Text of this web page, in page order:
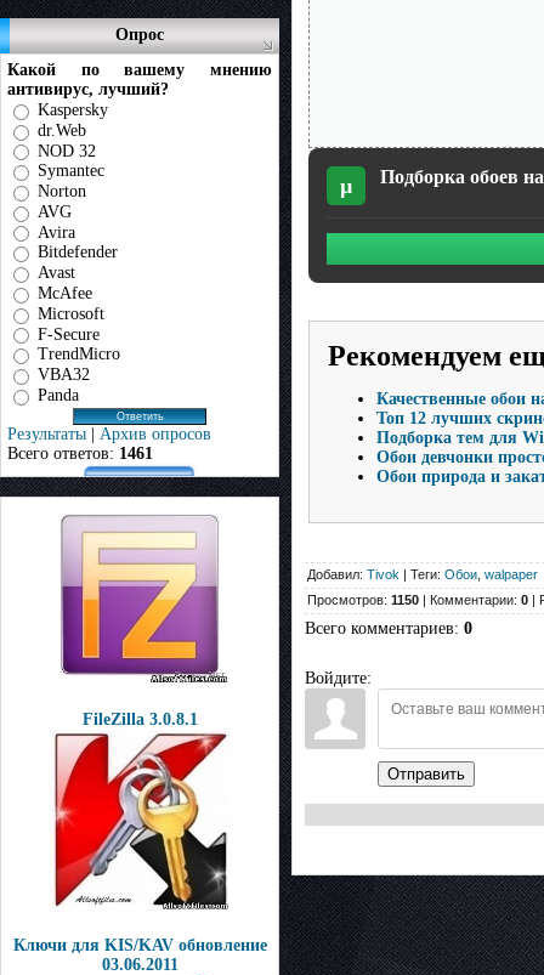
Опрос
Какой по вашему мнению
антивирус, лучший?
Kaspersky
dr.Web
NOD 32
Symantec
Norton
AVG
Avira
Bitdefender
Avast
McAfee
Microsoft
F-Secure
TrendMicro
VBA32
Panda
Результаты | Архив опросов
Всего ответов: 1461
FileZilla 3.0.8.1
Ключи для KIS/KAV обновление
03.06.2011
µ Подборка обоев
Рекомендуем
Качественные обои
Топ 12 лучших
Подборка тем для
Обои девчонки
Обои природа и
Добавил: Tivok | Теги: Обои walpaper
Просмотров: 1150 | Комментарии: 0 |
Всего комментариев: 0
Войдите:
Отправить